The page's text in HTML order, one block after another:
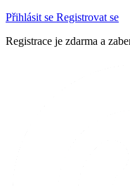
Přihlásit se Registrovat se
Registrace je zdarma a